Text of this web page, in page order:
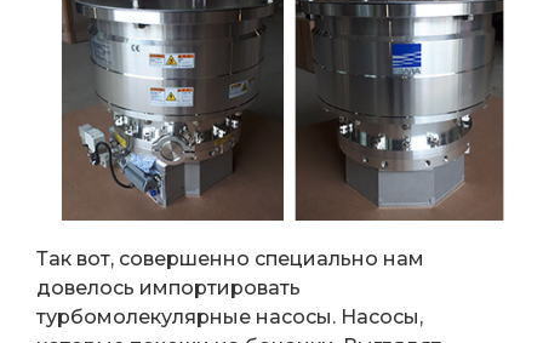
Так вот, совершенно специально нам
довелось импортировать
турбомолекулярные насосы. Насосы,